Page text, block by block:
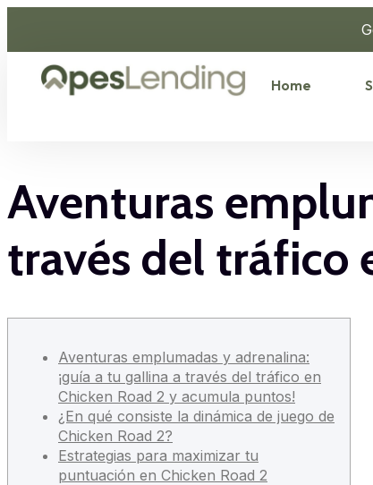
Home
Aventuras
través del tráfico
Aventuras emplumadas y adrenalina:
¡guía a tu gallina a través del tráfico en
Chicken Road 2 y acumula puntos!
¿En qué consiste la dinámica de juego de
Chicken Road 2?
Estrategias para maximizar tu
puntuación en Chicken Road 2